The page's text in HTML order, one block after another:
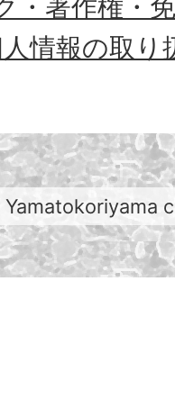
・著作権・
情報の取り